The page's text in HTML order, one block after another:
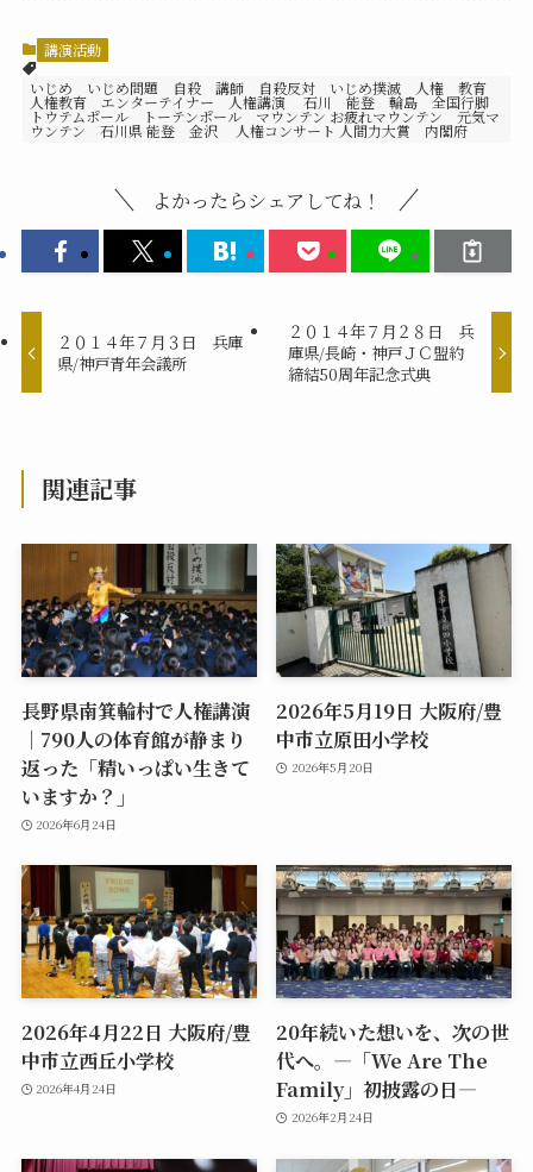
講演活動
いじめ いじめ問題 自殺 講師 自殺反対 いじめ撲滅 人権 教育
人権教育 エンターテイナー 人権講演 石川 能登 輪島 全国行脚
トウテムポール トーテンポール マウンテン お疲れマウンテン 元気マ
ウンテン 石川県 能登 金沢 人権コンサート 人間力大賞 内閣府
よかったらシェアしてね！
２０１４年７月３日 兵庫
県/神戸青年会議所
２０１４年７月２８日 兵
庫県/長崎・神戸ＪＣ盟約
締結50周年記念式典
関連記事
長野県南箕輪村で人権講演
｜790人の体育館が静まり
返った「精いっぱい生きて
いますか？」
2026年6月24日
2026年5月19日 大阪府/豊
中市立原田小学校
2026年5月20日
2026年4月22日 大阪府/豊
中市立西丘小学校
2026年4月24日
20年続いた想いを、次の世
代へ。―「We Are The
Family」初披露の日―
2026年2月24日